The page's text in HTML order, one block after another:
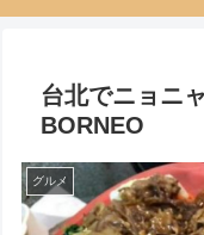
台北でニョニ
BORNEO
グルメ